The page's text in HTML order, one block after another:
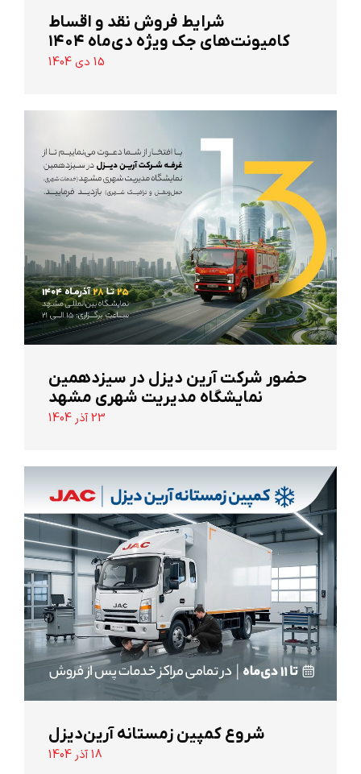
شرایط فروش نقد و اقساط
کامیونت‌های جک ویژه دی‌ماه ۱۴۰۴
15 دی 1404
حضور شرکت آرین ‌دیزل در سیزدهمین
نمایشگاه مدیریت شهری مشهد
23 آذر 1404
شروع کمپین زمستانه آرین‌دیزل
18 آذر 1404